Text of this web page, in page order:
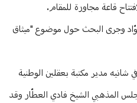
قاعة مجاورة للمقام.
وجرى البحث حول موضوع "ميثاق
شانيه مدير مكتبة بعقلين الوطنية
المذهبي الشيخ فادي العطّار وقد